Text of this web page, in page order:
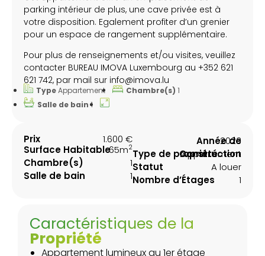
parking intérieur de plus, une cave privée est à
votre disposition. Egalement profiter d’un grenier
pour un espace de rangement supplémentaire.
Pour plus de renseignements et/ou visites, veuillez
contacter BUREAU IMOVA Luxembourg au +352 621
621 742, par mail sur info@imova.lu
TypeAppartement Chambre(s) 1
Salle de bain1
Prix
1.600 €
Surface Habitable65m2
Chambre(s)
1
Salle de bain
1
Année de
Construction
2023
Type de propriété
Appartement
Statut
A louer
Nombre d’Étages
1
Caractéristiques de la
Propriété
Appartement lumineux au 1er étage